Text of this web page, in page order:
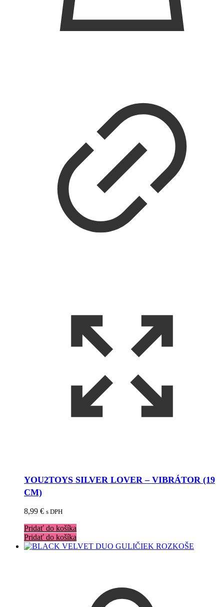
YOU2TOYS SILVER LOVER – VIBRÁTOR (19
CM)
8,99 € s DPH
Pridať do košíka
Pridať do košíka